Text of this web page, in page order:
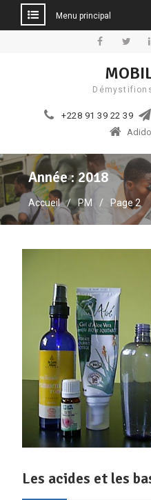
Menu principal
+228 91 39 22 39
Année :2018
Accueil PM Page 2
Les acides et les